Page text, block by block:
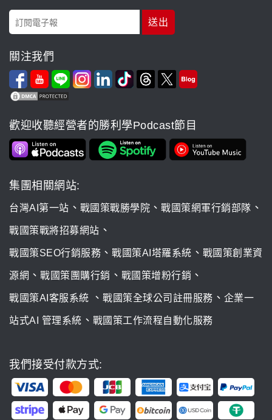
關注我們
歡迎收聽經營者的勝利學Podcast節目
集團相關網站:
台灣AI第一站 、 戰國策戰勝學院 、 戰國策網軍行銷部隊 、
戰國策戰將招募網站 、
戰國策SEO行銷服務 、 戰國策AI塔羅系統 、 戰國策創業資
源網 、 戰國策團購行銷 、 戰國策增粉行銷 、
戰國策AI客服系統 、 戰國策全球公司註冊服務 、 企業一
站式AI 管理系統 、 戰國策工作流程自動化服務
我們接受付款方式: